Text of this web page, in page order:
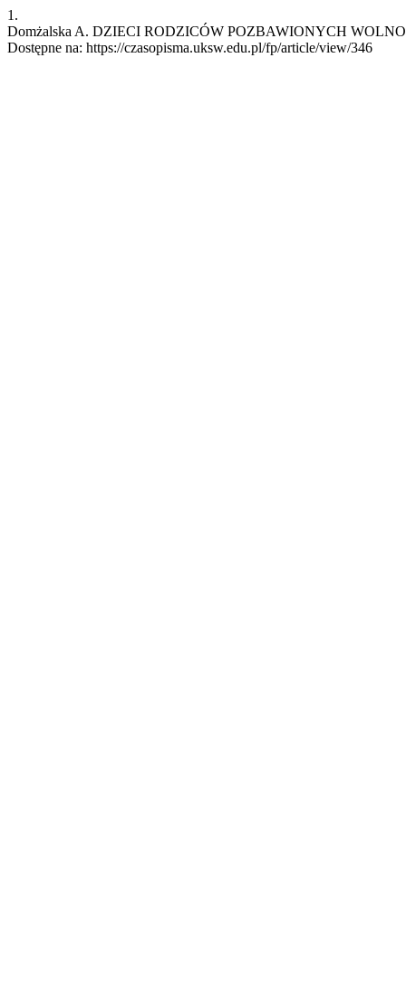
1.
Domżalska A. DZIECI RODZICÓW POZBAWIONYCH
Dostępne na: https://czasopisma.uksw.edu.pl/fp/article/view/346